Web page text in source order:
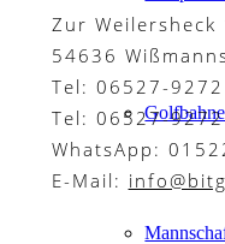
Zur Weilersheck
54636
Tel: 06527-
Tel: 06527-
WhatsApp:
E-Mail: